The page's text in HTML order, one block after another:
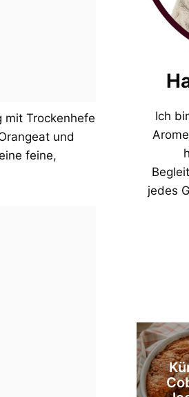
mit Trockenhefe
und
feine,
Ich
jedes